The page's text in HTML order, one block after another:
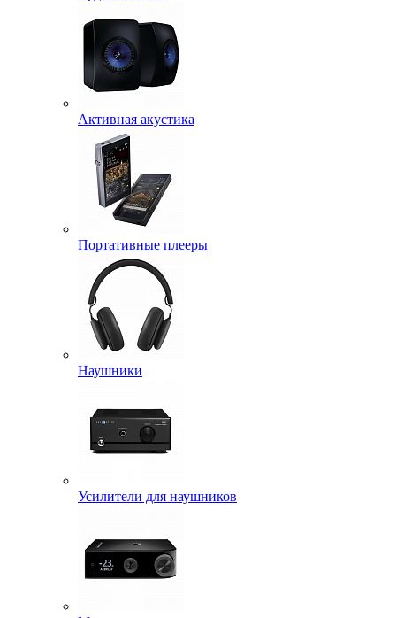
Активная акустика
Портативные плееры
Наушники
Усилители для наушников